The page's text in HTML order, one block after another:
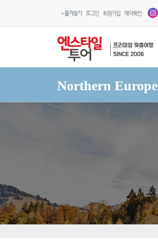
+ 즐겨찾기 로그인 회원가입 예약확인
Northern Europe